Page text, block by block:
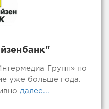
Групп» по
уже больше года.
далее...